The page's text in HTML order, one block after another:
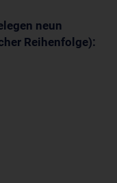
neun
Reihenfolge):